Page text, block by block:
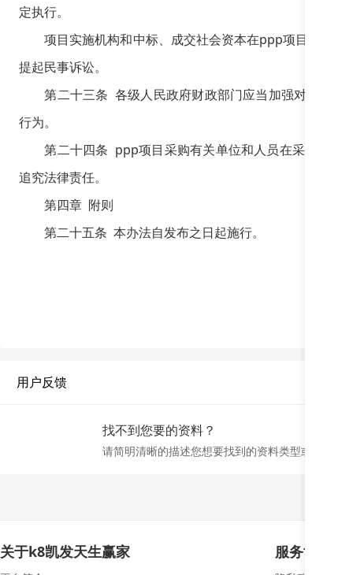
定执行。
项目实施机构和中标、成交社会资本在ppp项目合同履
提起民事诉讼。
第二十三条 各级人民政府财政部门应当加强对ppp项
行为。
第二十四条 ppp项目采购有关单位和人员在采购活动
追究法律责任。
第四章 附则
第二十五条 本办法自发布之日起施行。
用户反馈
找不到您要的资料？
请简明清晰的描述您想要找到的资料类型或名称，
关于k8凯发天生赢家 服务协议